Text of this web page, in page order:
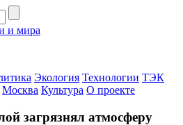
и мира
Экология Технологии ТЭК
Москва Культура О проекте
загрязнял атмосферу